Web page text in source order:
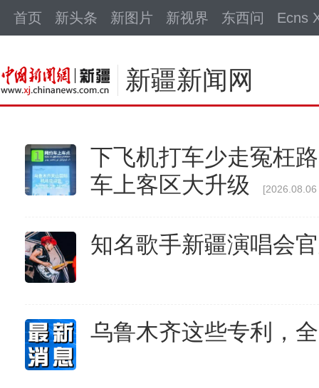
首页 新头条 新图片 新视界 东西问 Ecns
新疆新闻网
下飞机打车少走冤枉
车上客区大升级
知名歌手新疆演唱会
乌鲁木齐这些专利，